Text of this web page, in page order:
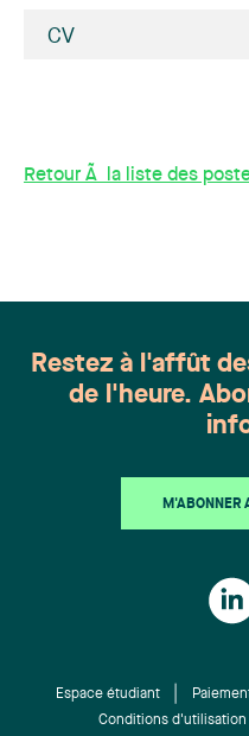
CV
Retour Ã la liste des
Restez à l'affût
de l'heure.
M'ABONNER
Espace étudiant
Conditions d'utilisation